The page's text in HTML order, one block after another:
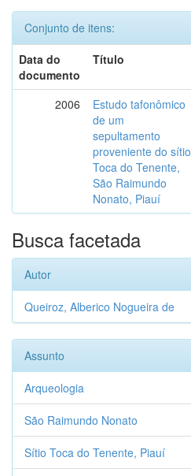
Conjunto de itens:
Data do
documento
Título
2006
Estudo tafonômico
de um
sepultamento
proveniente do sítio
Toca do Tenente,
São Raimundo
Nonato, Piauí
Busca facetada
Autor
Queiroz, Alberico Nogueira de
Assunto
Arqueologia
São Raimundo Nonato
Sítio Toca do Tenente, Piauí